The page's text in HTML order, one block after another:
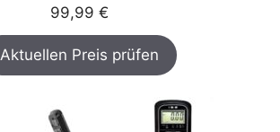
99,99 €
Aktuellen Preis prüfen